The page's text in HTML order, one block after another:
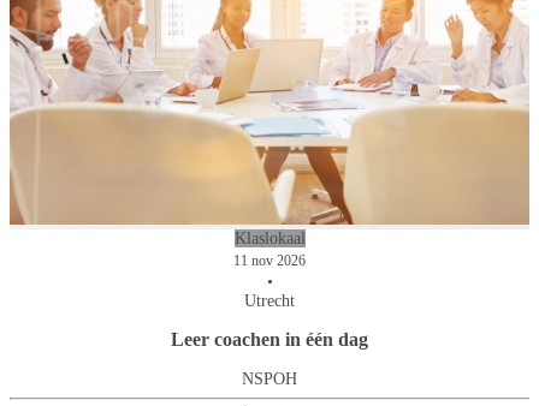
Klaslokaal
11 nov 2026
•
Utrecht
Leer coachen in één dag
NSPOH